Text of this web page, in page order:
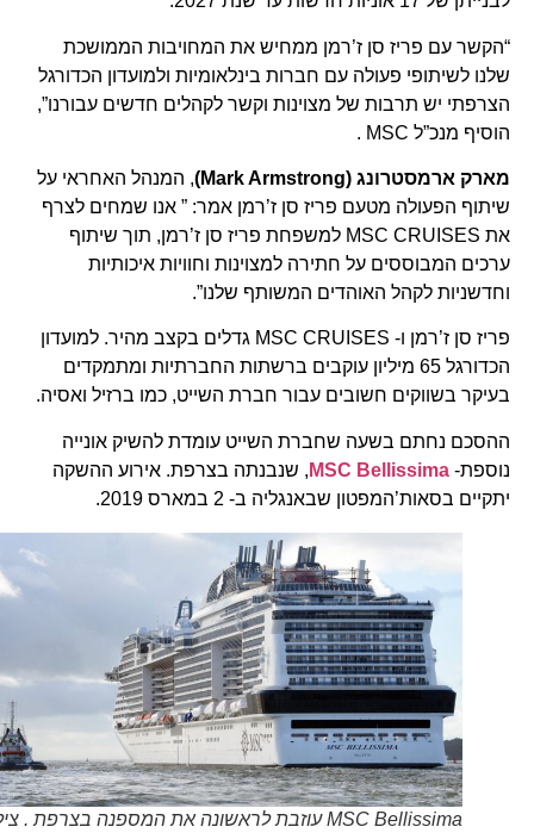
“הקשר עם פריז סן ז’רמן ממחיש את המחויבות הממושכת
שלנו לשיתופי פעולה עם חברות בינלאומיות ולמועדון הכדורגל
הצרפתי יש תרבות של מצוינות וקשר לקהלים חדשים עבורנו”,
הוסיף מנכ”ל MSC .
מארק ארמסטרונג(
Mark Armstrong
), המנהל האחראי על
שיתוף הפעולה מטעם פריז סן ז’רמן אמר: ” אנו שמחים לצרף
את MSC CRUISES למשפחת פריז סן ז’רמן, תוך שיתוף
ערכים המבוססים על חתירה למצוינות וחוויות איכותיות
וחדשניות לקהל האוהדים המשותף שלנו”.
פריז סן ז’רמן ו- MSC CRUISES גדלים בקצב מהיר. למועדון
הכדורגל 65 מיליון עוקבים ברשתות החברתיות ומתמקדים
בעיקר בשווקים חשובים עבור חברת השייט, כמו ברזיל ואסיה.
ההסכם נחתם בשעה שחברת השייט עומדת להשיק אונייה
נוספת-MSC Bellissima, שנבנתה בצרפת. אירוע ההשקה
יתקיים בסאות’המפטון שבאנגליה ב- 2 במארס 2019.
MSC Bellissima עוזבת לראשונה את המספנה בצרפת . צילום